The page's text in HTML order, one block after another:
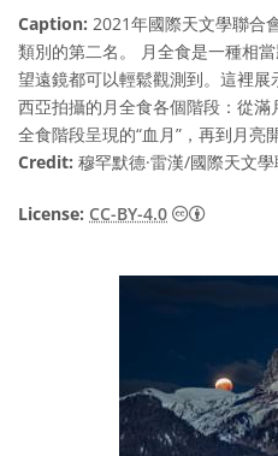
Caption: 2021年國際天文學聯合
類別的第二名。 月全食是一種相
望遠鏡都可以輕鬆觀測到。這裡
西亞拍攝的月全食各個階段：從
全食階段呈現的“血月”，再到月亮
Credit: 穆罕默德·雷漢/國際天文
License: CC-BY-4.0 Creative